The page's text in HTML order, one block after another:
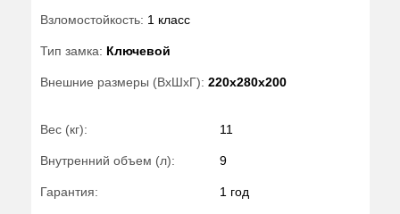
Взломостойкость: 1 класс
Тип замка: Ключевой
Внешние размеры (ВхШхГ): 220x280x200
Вес (кг): 11
Внутренний объем (л): 9
Гарантия: 1 год